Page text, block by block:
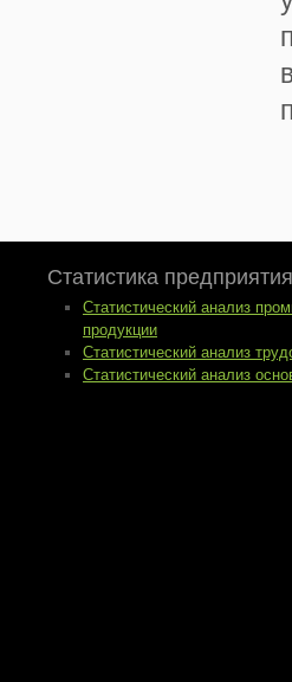
Статистика предприятия
Статистический анализ
продукции
Статистический анализ
Статистический анализ